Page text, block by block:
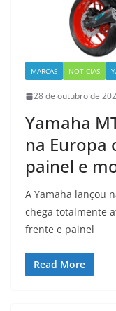
MARCAS NOTÍCIAS
28 de outubro de
Yamaha
na Europa
painel e
A Yamaha lançou
chega totalmente
frente e painel
Read More